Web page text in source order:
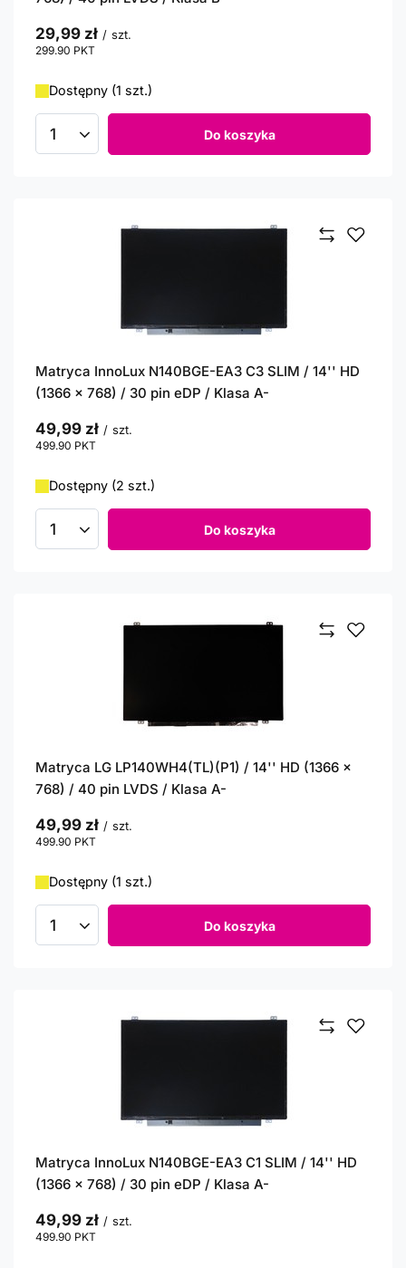
29,99 zł / szt.
299.90 PKT
Dostępny (1 szt.)
Ilość produktów Do koszyka
Matryca InnoLux N140BGE-EA3 C3 SLIM / 14'' HD
(1366 x 768) / 30 pin eDP / Klasa A-
49,99 zł / szt.
499.90 PKT
Dostępny (2 szt.)
Ilość produktów Do koszyka
Matryca LG LP140WH4(TL)(P1) / 14'' HD (1366 x
768) / 40 pin LVDS / Klasa A-
49,99 zł / szt.
499.90 PKT
Dostępny (1 szt.)
Ilość produktów Do koszyka
Matryca InnoLux N140BGE-EA3 C1 SLIM / 14'' HD
(1366 x 768) / 30 pin eDP / Klasa A-
49,99 zł / szt.
499.90 PKT